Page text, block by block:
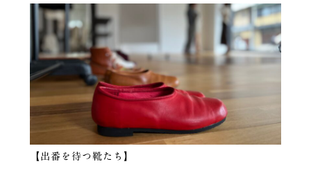
【出番を待つ靴たち】